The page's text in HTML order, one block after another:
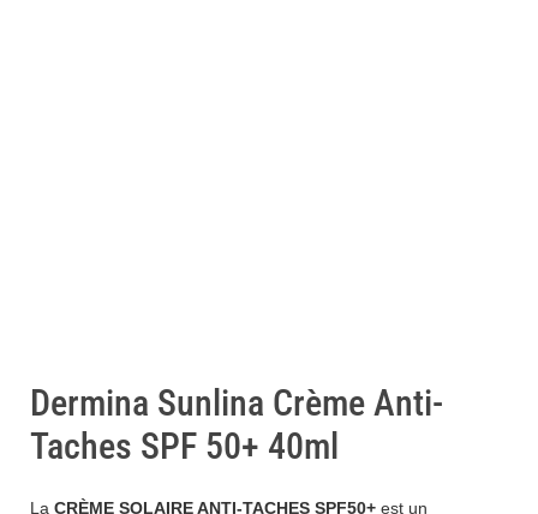
Dermina Sunlina Crème Anti-
Taches SPF 50+ 40ml
La CRÈME SOLAIRE ANTI-TACHES SPF50+ est un